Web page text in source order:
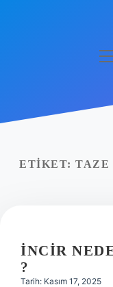
ETIKET: TAZE
İNCIR
?
Tarih: Kasım 17, 2025